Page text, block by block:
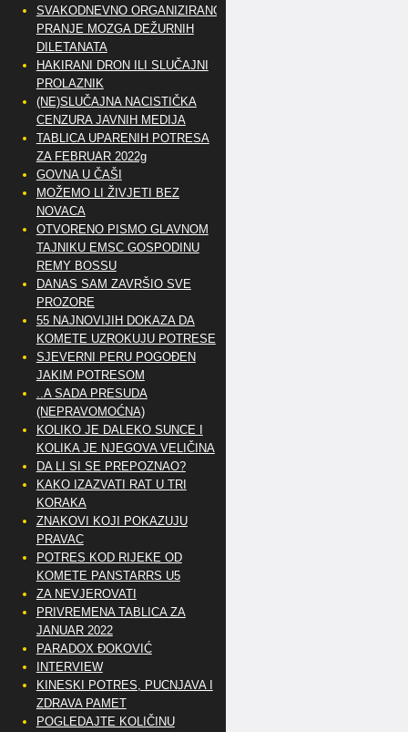
SVAKODNEVNO ORGANIZIRANO
PRANJE MOZGA DEŽURNIH
DILETANATA
HAKIRANI DRON ILI SLUČAJNI
PROLAZNIK
(NE)SLUČAJNA NACISTIČKA
CENZURA JAVNIH MEDIJA
TABLICA UPARENIH POTRESA
ZA FEBRUAR 2022g
GOVNA U ČAŠI
MOŽEMO LI ŽIVJETI BEZ
NOVACA
OTVORENO PISMO GLAVNOM
TAJNIKU EMSC GOSPODINU
REMY BOSSU
DANAS SAM ZAVRŠIO SVE
PROZORE
55 NAJNOVIJIH DOKAZA DA
KOMETE UZROKUJU POTRESE
SJEVERNI PERU POGOĐEN
JAKIM POTRESOM
..A SADA PRESUDA
(NEPRAVOMOĆNA)
KOLIKO JE DALEKO SUNCE I
KOLIKA JE NJEGOVA VELIČINA
DA LI SI SE PREPOZNAO?
KAKO IZAZVATI RAT U TRI
KORAKA
ZNAKOVI KOJI POKAZUJU
PRAVAC
POTRES KOD RIJEKE OD
KOMETE PANSTARRS U5
ZA NEVJEROVATI
PRIVREMENA TABLICA ZA
JANUAR 2022
PARADOX ĐOKOVIĆ
INTERVIEW
KINESKI POTRES, PUCNJAVA I
ZDRAVA PAMET
POGLEDAJTE KOLIČINU